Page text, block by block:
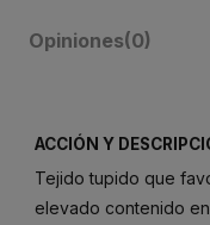
Opiniones(0)
ACCIÓN Y
Tejido tupido que
elevado contenido